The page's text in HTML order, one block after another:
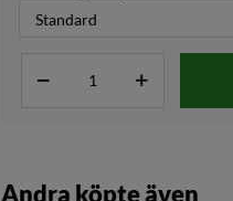
Andra köpte även